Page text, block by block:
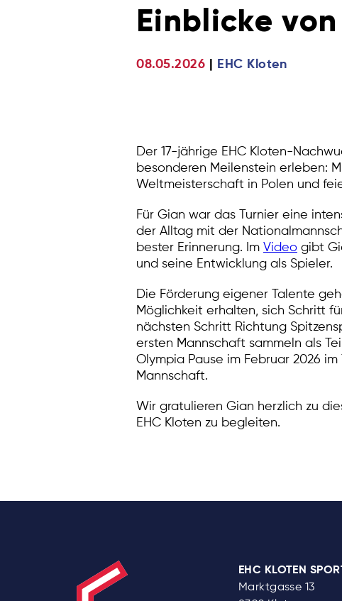
Einblicke
08.05.2026 EHC Kloten
Der 17-jährige EHC Kloten-
besonderen Meilenstein erleben:
Weltmeisterschaft in Polen und
Für Gian war das Turnier eine
der Alltag mit der
bester Erinnerung. Im Video gibt
und seine Entwicklung als Spieler.
Die Förderung eigener Talente
Möglichkeit erhalten, sich Schritt
nächsten Schritt Richtung
ersten Mannschaft sammeln als
Olympia Pause im Februar 2026
Mannschaft.
Wir gratulieren Gian herzlich zu
EHC Kloten zu begleiten.
EHC KLOTEN
Marktgasse 13